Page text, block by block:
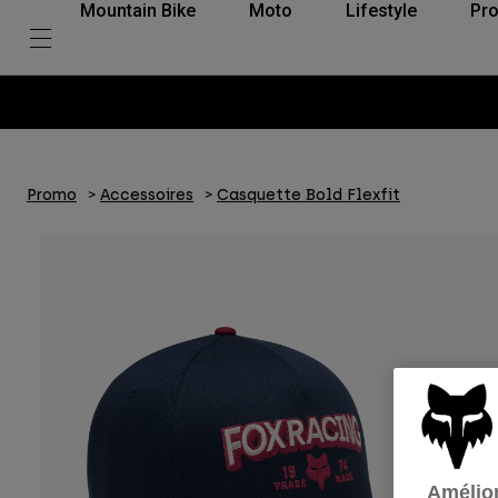
Mountain Bike Moto Lifestyle
Promo Accessoires Casquette Bold Flexfit